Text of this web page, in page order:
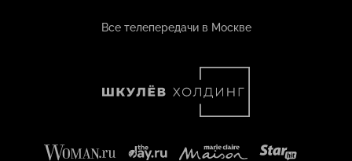
Все телепередачи в Москве